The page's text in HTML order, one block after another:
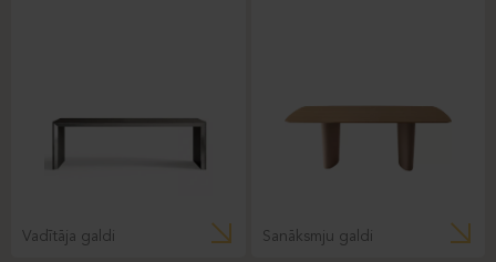
Vadītāja galdi Sanāksmju galdi